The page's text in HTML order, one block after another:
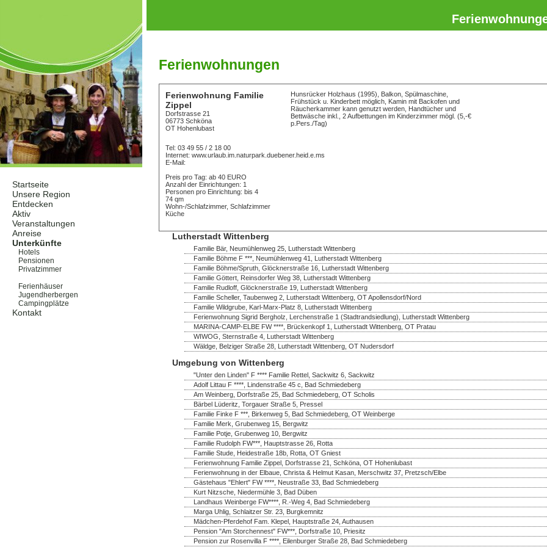
Startseite
Unsere Region
Entdecken
Aktiv
Veranstaltungen
Anreise
Unterkünfte
Hotels
Pensionen
Privatzimmer
Ferienhäuser
Jugendherbergen
Campingplätze
Kontakt
Ferienwohnungen
Ferienwohnung Familie
Zippel
Dorfstrasse 21
06773 Schköna
OT Hohenlubast
Hunsrücker Holzhaus (1995), Balkon, Spülmaschine,
Frühstück u. Kinderbett möglich, Kamin mit Backofen und
Räucherkammer kann genutzt werden, Handtücher und
Bettwäsche inkl., 2 Aufbettungen im Kinderzimmer mögl. (5,-€
p.Pers./Tag)
Tel: 03 49 55 / 2 18 00
Internet: www.urlaub.im.naturpark.duebener.heid.e.ms
E-Mail:
Preis pro Tag: ab 40 EURO
Anzahl der Einrichtungen: 1
Personen pro Einrichtung: bis 4
74 qm
Wohn-/Schlafzimmer, Schlafzimmer
Küche
Lutherstadt Wittenberg
Familie Bär, Neumühlenweg 25, Lutherstadt Wittenberg
Familie Böhme F ***, Neumühlenweg 41, Lutherstadt Wittenberg
Familie Böhme/Spruth, Glöcknerstraße 16, Lutherstadt Wittenberg
Familie Göttert, Reinsdorfer Weg 38, Lutherstadt Wittenberg
Familie Rudloff, Glöcknerstraße 19, Lutherstadt Wittenberg
Familie Scheller, Taubenweg 2, Lutherstadt Wittenberg, OT Apollensdorf/Nord
Familie Wildgrube, Karl-Marx-Platz 8, Lutherstadt Wittenberg
Ferienwohnung Sigrid Bergholz, Lerchenstraße 1 (Stadtrandsiedlung), Lutherstadt Wittenberg
MARINA-CAMP-ELBE FW ****, Brückenkopf 1, Lutherstadt Wittenberg, OT Pratau
WIWOG, Sternstraße 4, Lutherstadt Wittenberg
Wäldge, Belziger Straße 28, Lutherstadt Wittenberg, OT Nudersdorf
Umgebung von Wittenberg
"Unter den Linden" F **** Familie Rettel, Sackwitz 6, Sackwitz
Adolf Littau F ****, Lindenstraße 45 c, Bad Schmiedeberg
Am Weinberg, Dorfstraße 25, Bad Schmiedeberg, OT Scholis
Bärbel Lüderitz, Torgauer Straße 5, Pressel
Familie Finke F ***, Birkenweg 5, Bad Schmiedeberg, OT Weinberge
Familie Merk, Grubenweg 15, Bergwitz
Familie Potje, Grubenweg 10, Bergwitz
Familie Rudolph FW***, Hauptstrasse 26, Rotta
Familie Stude, Heidestraße 18b, Rotta, OT Gniest
Ferienwohnung Familie Zippel, Dorfstrasse 21, Schköna, OT Hohenlubast
Ferienwohnung in der Elbaue, Christa & Helmut Kasan, Merschwitz 37, Pretzsch/Elbe
Gästehaus "Ehlert" FW ****, Neustraße 33, Bad Schmiedeberg
Kurt Nitzsche, Niedermühle 3, Bad Düben
Landhaus Weinberge FW****, R.-Weg 4, Bad Schmiedeberg
Marga Uhlig, Schlaitzer Str. 23, Burgkemnitz
Mädchen-Pferdehof Fam. Klepel, Hauptstraße 24, Authausen
Pension "Am Storchennest" FW***, Dorfstraße 10, Priesitz
Pension zur Rosenvilla F ****, Eilenburger Straße 28, Bad Schmiedeberg